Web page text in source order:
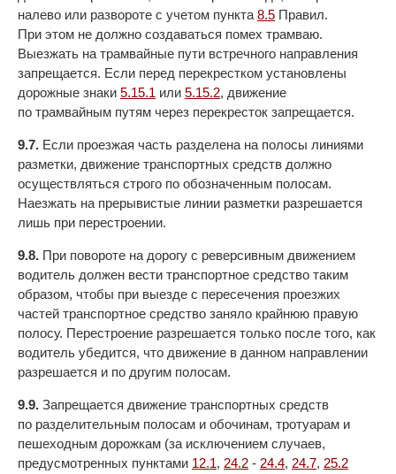
налево или развороте с учетом пункта 8.5 Правил.
При этом не должно создаваться помех трамваю.
Выезжать на трамвайные пути встречного направления
запрещается. Если перед перекрестком установлены
дорожные знаки 5.15.1 или 5.15.2, движение
по трамвайным путям через перекресток запрещается.
9.7. Если проезжая часть разделена на полосы линиями
разметки, движение транспортных средств должно
осуществляться строго по обозначенным полосам.
Наезжать на прерывистые линии разметки разрешается
лишь при перестроении.
9.8. При повороте на дорогу с реверсивным движением
водитель должен вести транспортное средство таким
образом, чтобы при выезде с пересечения проезжих
частей транспортное средство заняло крайнюю правую
полосу. Перестроение разрешается только после того, как
водитель убедится, что движение в данном направлении
разрешается и по другим полосам.
9.9. Запрещается движение транспортных средств
по разделительным полосам и обочинам, тротуарам и
пешеходным дорожкам (за исключением случаев,
предусмотренных пунктами 12.1, 24.2 - 24.4, 24.7, 25.2